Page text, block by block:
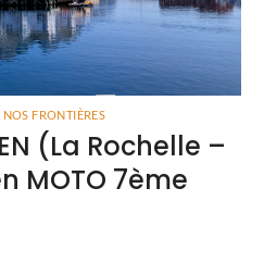
NOS FRONTIÈRES
(La Rochelle –
MOTO 7ème